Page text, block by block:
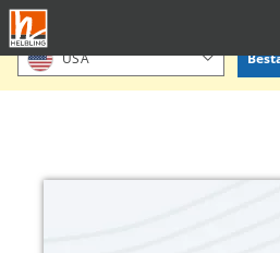
Direkt
zum
Inhalt
Bitte Standort bestätigen oder einen
USA